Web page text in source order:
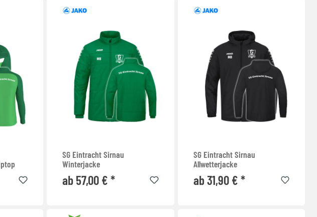
SG Eintracht Sirnau
Winterjacke
ab 57,00 € *
SG Eintracht Sirnau
Allwetterjacke
ab 31,90 € *